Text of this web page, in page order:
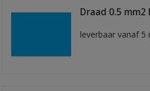
Draad 0.5 mm2
leverbaar vanaf 5